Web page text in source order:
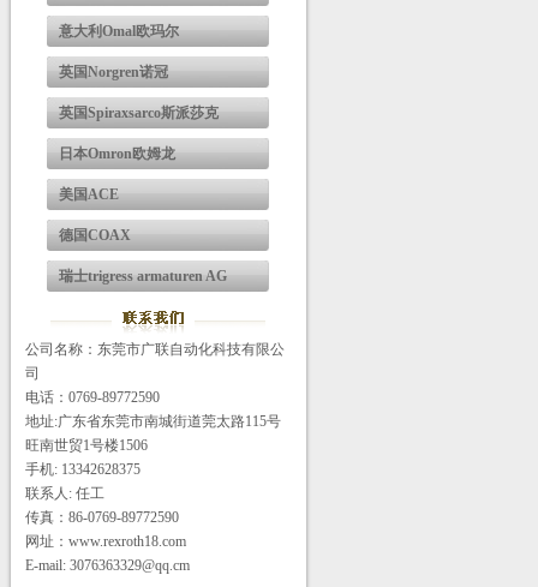
意大利Omal欧玛尔
英国Norgren诺冠
英国Spiraxsarco斯派莎克
日本Omron欧姆龙
美国ACE
德国COAX
瑞士trigress armaturen AG
公司名称：东莞市广联自动化科技有限公
司
电话：0769-89772590
地址:广东省东莞市南城街道莞太路115号
旺南世贸1号楼1506
手机: 13342628375
联系人: 任工
传真：86-0769-89772590
网址：www.rexroth18.com
E-mail: 3076363329@qq.cm